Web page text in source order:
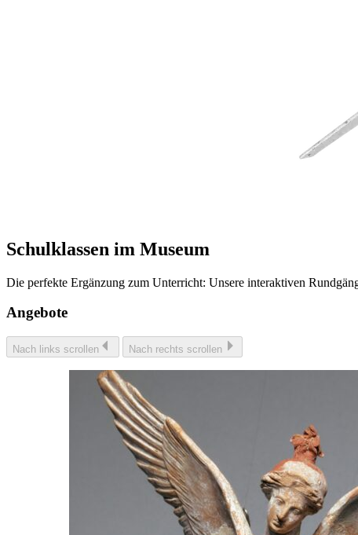
Schulklassen im Museum
Die perfekte Ergänzung zum Unterricht: Unsere interaktiven
Angebote
Nach links scrollen Nach rechts scrollen